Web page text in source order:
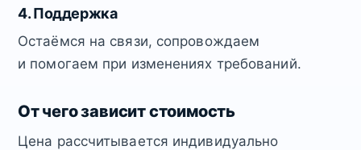
4. Поддержка
Остаёмся на связи, сопровождаем
и помогаем при изменениях требований.
От чего зависит стоимость
Цена рассчитывается индивидуально